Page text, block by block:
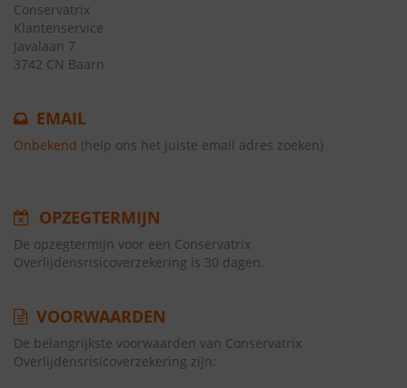
Conservatrix
Klantenservice
Javalaan 7
3742 CN Baarn
EMAIL
Onbekend (help ons het juiste email adres zoeken)
OPZEGTERMIJN
De opzegtermijn voor een Conservatrix
Overlijdensrisicoverzekering is 30 dagen.
VOORWAARDEN
De belangrijkste voorwaarden van Conservatrix
Overlijdensrisicoverzekering zijn: